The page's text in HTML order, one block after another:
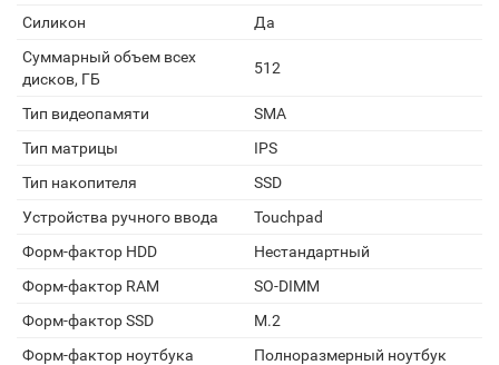
Силикон
Да
Суммарный объем всех
дисков, ГБ
512
Тип видеопамяти
SMA
Тип матрицы
IPS
Тип накопителя
SSD
Устройства ручного ввода
Touchpad
Форм-фактор HDD
Нестандартный
Форм-фактор RAM
SO-DIMM
Форм-фактор SSD
M.2
Форм-фактор ноутбука
Полноразмерный ноутбук